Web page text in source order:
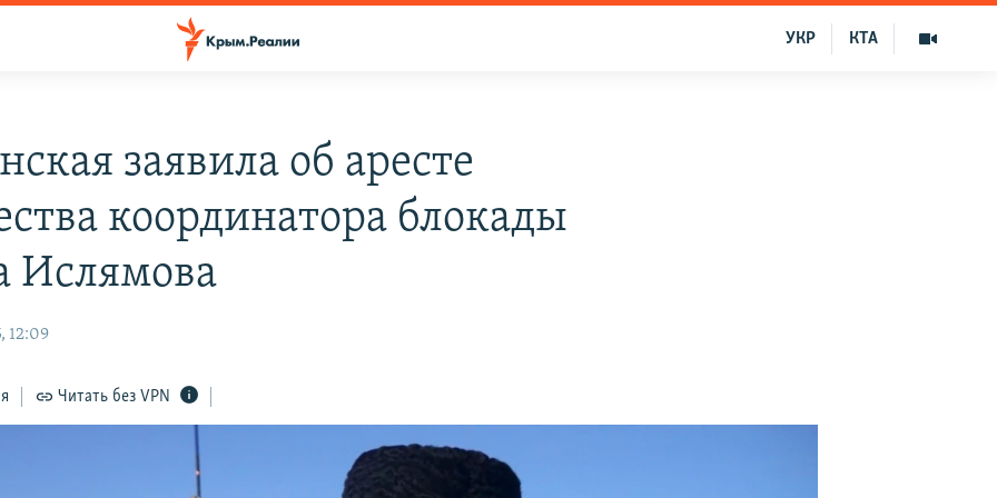
КТА
УКР
заявила об аресте
координатора блокады
Ислямова
12:09
Читать без VPN